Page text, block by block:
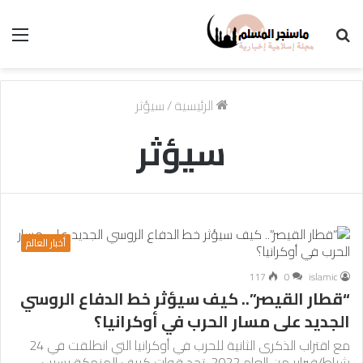
الرئيسية/سيؤثر
سيؤثر
أخبار العالم
islamic
0
117
“قطار القيصر”.. كيف سيؤثر خط الدفاع الروسي
الجديد على مسار الحرب في أوكرانيا؟
مع اقتراب الذكرى الثانية للحرب في أوكرانيا التي انطلقت في 24